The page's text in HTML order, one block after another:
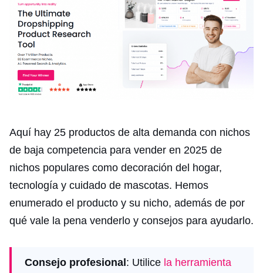
Aquí hay 25 productos de alta demanda con nichos
de baja competencia para vender en 2025 de
nichos populares como decoración del hogar,
tecnología y cuidado de mascotas. Hemos
enumerado el producto y su nicho, además de por
qué vale la pena venderlo y consejos para ayudarlo.
Consejo profesional: Utilice la herramienta